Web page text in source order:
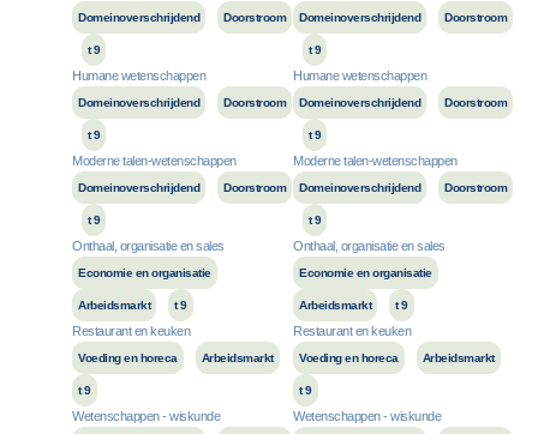
Domeinoverschrijdend Doorstroom
t 9
Humane wetenschappen
Domeinoverschrijdend Doorstroom
t 9
Moderne talen-wetenschappen
Domeinoverschrijdend Doorstroom
t 9
Onthaal, organisatie en sales
Economie en organisatie
Arbeidsmarkt t 9
Restaurant en keuken
Voeding en horeca Arbeidsmarkt
t 9
Wetenschappen - wiskunde
Domeinoverschrijdend Doorstroom
t 9
Humane wetenschappen
Domeinoverschrijdend Doorstroom
t 9
Moderne talen-wetenschappen
Domeinoverschrijdend Doorstroom
t 9
Onthaal, organisatie en sales
Economie en organisatie
Arbeidsmarkt t 9
Restaurant en keuken
Voeding en horeca Arbeidsmarkt
t 9
Wetenschappen - wiskunde